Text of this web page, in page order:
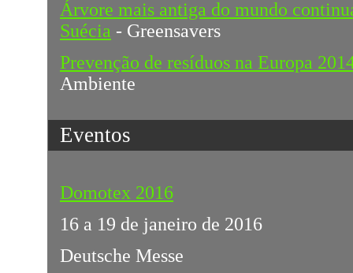
Árvore mais antiga do mundo
Suécia - Greensavers
Prevenção de resíduos na Europa
Ambiente
Eventos
Domotex 2016
16 a 19 de janeiro de 2016
Deutsche Messe